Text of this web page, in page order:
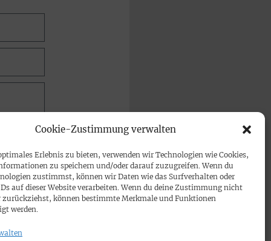
Cookie-Zustimmung verwalten
Erlebnis zu bieten, verwenden wir Technologien wie Cookies,
zu speichern und/oder darauf zuzugreifen. Wenn du
zustimmst, können wir Daten wie das Surfverhalten oder
auf dieser Website verarbeiten. Wenn du deine Zustimmung nicht
zurückziehst, können bestimmte Merkmale und Funktionen
werden.